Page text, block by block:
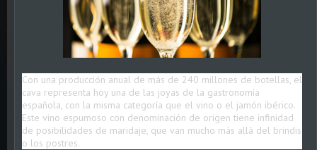
Con una producción anual de más de 240 millones de botellas, el
cava representa hoy una de las joyas de la gastronomía
española, con la misma categoría que el vino o el jamón ibérico.
Este vino espumoso con denominación de origen tiene infinidad
de posibilidades de maridaje, que van mucho más allá del brindis
o los postres.